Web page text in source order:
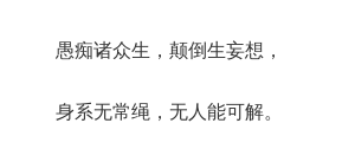
愚痴诸众生，颠倒生妄想，
身系无常绳，无人能可解。